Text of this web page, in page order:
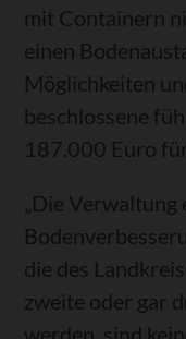
mit Containern
einen
Möglichkeiten
beschlossene
187.000 Euro
„Die Verwaltung
die des
zweite oder gar